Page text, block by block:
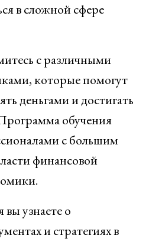
в сложной сфере
с различными
которые помогут
деньгами и достигать
обучения
с большим
финансовой
узнаете о
и стратегиях в